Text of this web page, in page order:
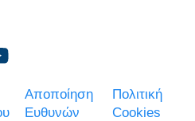
Αποποίηση
Ευθυνών
Πολιτική
Cookies